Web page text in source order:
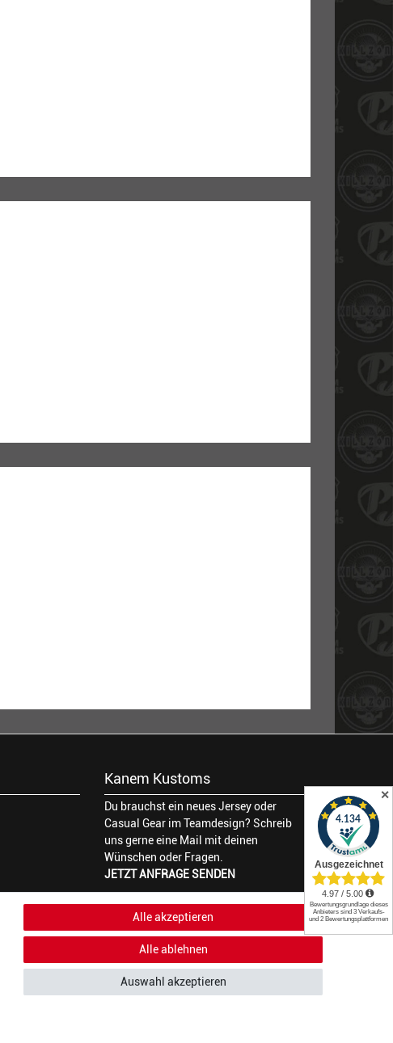
Kanem Kustoms
Du brauchst ein neues Jersey oder
Casual Gear im Teamdesign? Schreib
uns gerne eine Mail mit deinen
Wünschen oder Fragen.
JETZT ANFRAGE SENDEN
Alle akzeptieren
Alle ablehnen
Auswahl akzeptieren
✕